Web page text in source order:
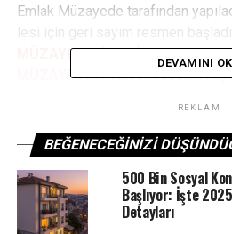
Emlak Müzayede tarafından
MÜZAYEDESİ | 44 İLDE 552
MÜZAYEDESİYatırım fırsatını
olabilirsiniz!Vade ve Peşinat
uzun vadelerde arsa sahibi olmak
için kaçırılmayacak arsalar için 48
konusu. Arsa alacaklar için
yüzde 25 olarak açıklandı. Satışa
DEVAMINI
REKLAM
BEĞENECEĞINIZI
500 Bin Sosyal
Başlıyor: İşte
Detayları